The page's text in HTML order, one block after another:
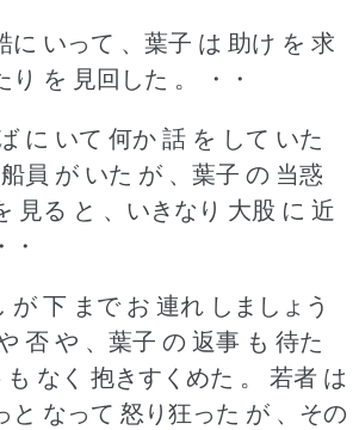
に いって 、葉子 は 助け を 求
を 見回した 。
・・
に いて 何か 話 を して いた
員 が いた が 、葉子 の 当惑
見る と 、いきなり 大股 に 近
が 下 まで お 連れ しましょう
否 や 、葉子 の 返事 も 待た
なく 抱きすくめた 。
若者 は
と なって 怒り狂った が 、その